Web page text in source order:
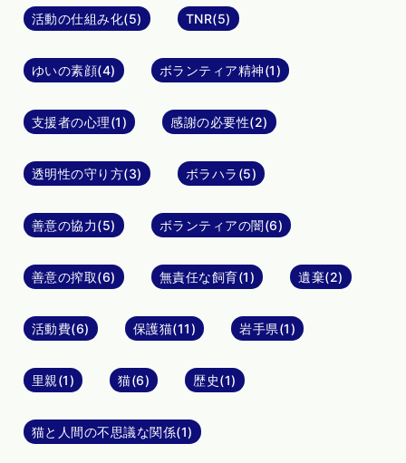
活動の仕組み化(5) TNR(5)
ゆいの素顔(4) ボランティア精神(1)
支援者の心理(1) 感謝の必要性(2)
透明性の守り方(3) ボラハラ(5)
善意の協力(5) ボランティアの闇(6)
善意の搾取(6) 無責任な飼育(1) 遺棄(2)
活動費(6) 保護猫(11) 岩手県(1)
里親(1) 猫(6) 歴史(1)
猫と人間の不思議な関係(1)